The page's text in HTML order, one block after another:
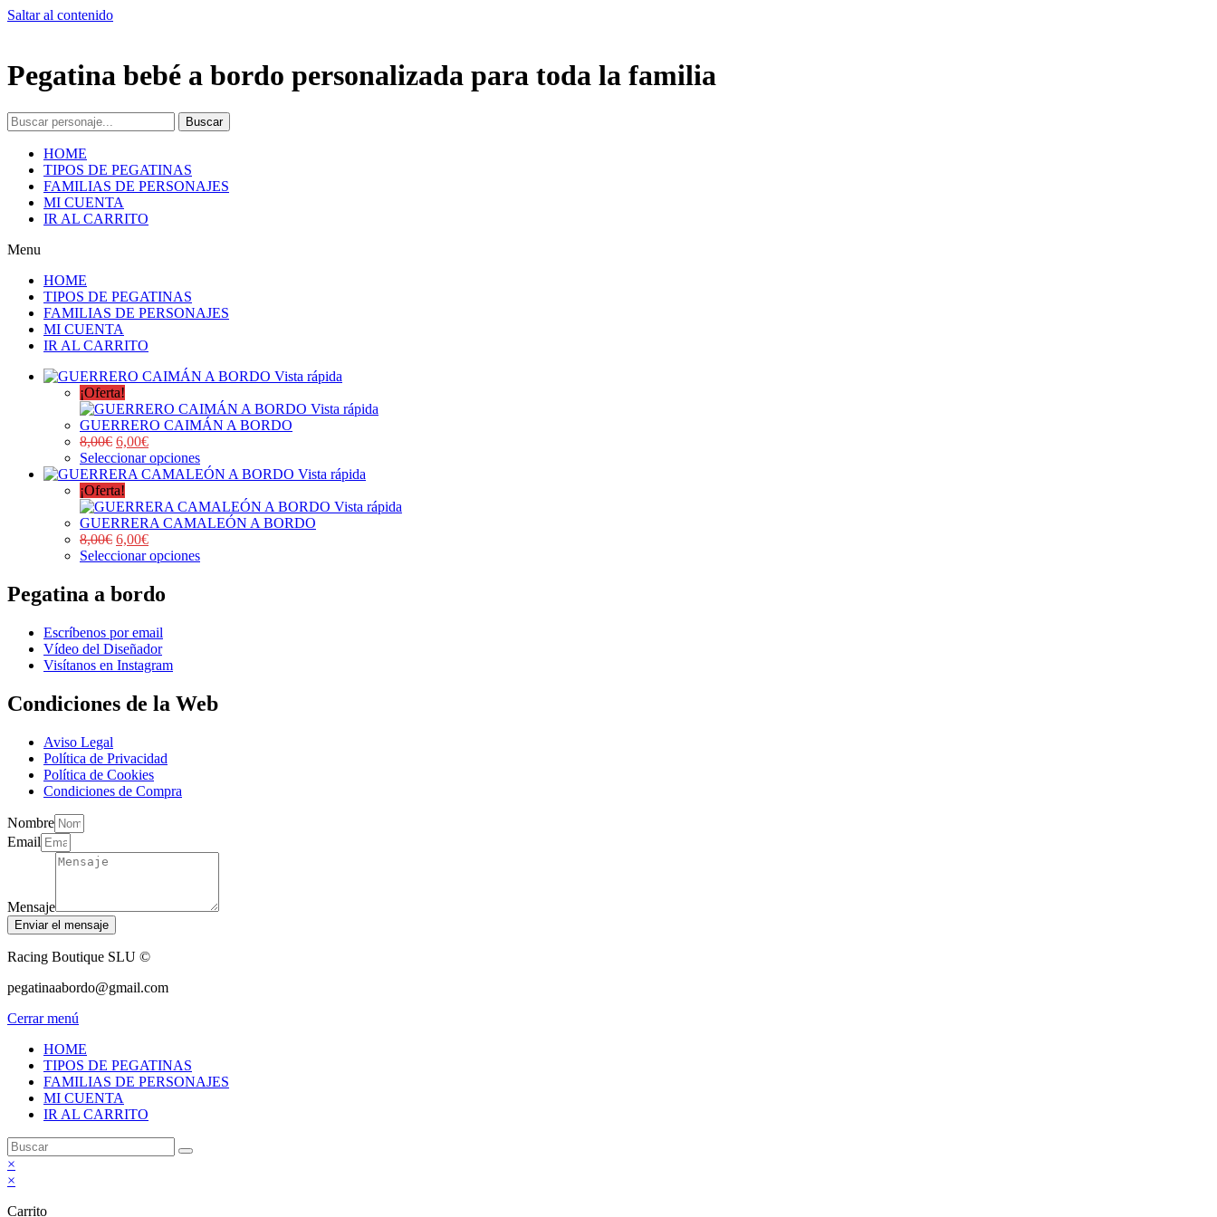
Saltar al contenido
Pegatina bebé a bordo personalizada para toda la familia
Buscar
HOME
TIPOS DE PEGATINAS
FAMILIAS DE PERSONAJES
MI CUENTA
IR AL CARRITO
Menu
HOME
TIPOS DE PEGATINAS
FAMILIAS DE PERSONAJES
MI CUENTA
IR AL CARRITO
Vista rápida
¡Oferta!
Vista rápida
GUERRERO CAIMÁN A BORDO
8,00€ 6,00€
Seleccionar opciones
Vista rápida
¡Oferta!
Vista rápida
GUERRERA CAMALEÓN A BORDO
8,00€ 6,00€
Seleccionar opciones
Pegatina a bordo
Escríbenos por email
Vídeo del Diseñador
Visítanos en Instagram
Condiciones de la Web
Aviso Legal
Política de Privacidad
Política de Cookies
Condiciones de Compra
Nombre
Email
Mensaje
Enviar el mensaje
Racing Boutique SLU ©
pegatinaabordo@gmail.com
Cerrar menú
HOME
TIPOS DE PEGATINAS
FAMILIAS DE PERSONAJES
MI CUENTA
IR AL CARRITO
×
×
Carrito